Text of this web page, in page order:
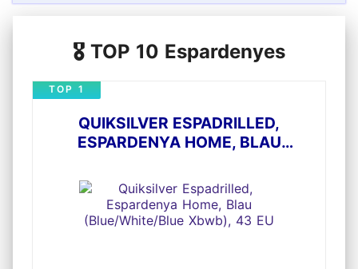
🎖️ TOP 10 Espardenyes
QUIKSILVER ESPADRILLED,
ESPARDENYA HOME, BLAU
TOP 1